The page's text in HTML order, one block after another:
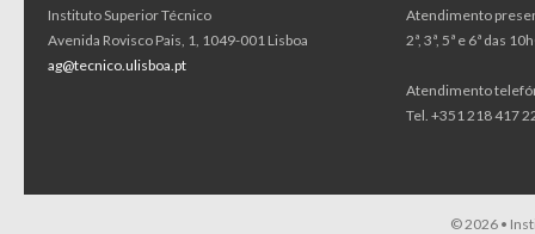
Instituto Superior Técnico
Avenida Rovisco Pais, 1, 1049-001 Lisboa
ag@tecnico.ulisboa.pt
Atendimento
2ª, 3ª, 5ª e 6ª das
Atendimento
Tel. +351 218 417
© 2026 •